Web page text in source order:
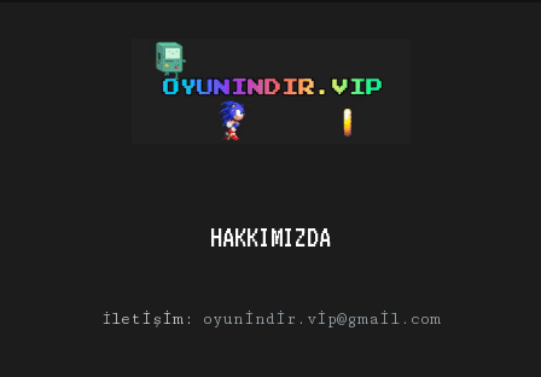
HAKKIMIZDA
İletişim: oyunindir.vip@gmail.com